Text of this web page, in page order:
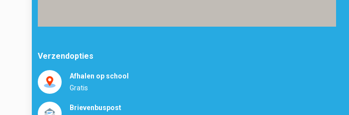
Verzendopties
Afhalen op school
Gratis
Brievenbuspost